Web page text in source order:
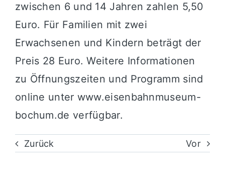
zwischen 6 und 14 Jahren zahlen 5,50
Euro. Für Familien mit zwei
Erwachsenen und Kindern beträgt der
Preis 28 Euro. Weitere Informationen
zu Öffnungszeiten und Programm sind
online unter www.eisenbahnmuseum-
bochum.de verfügbar.
Zurück Vor